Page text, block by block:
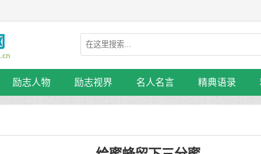
励志人物 励志视界 名人名言 精典语录